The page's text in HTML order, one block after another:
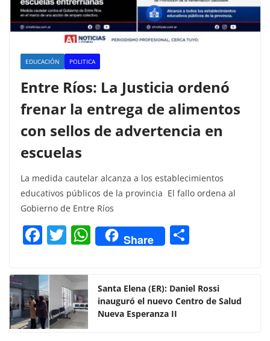
EDUCACIÓN POLITICA
Entre Ríos: La Justicia ordenó
frenar la entrega de alimentos
con sellos de advertencia en
escuelas
La medida cautelar alcanza a los establecimientos
educativos públicos de la provincia El fallo ordena al
Gobierno de Entre Ríos
F
c
e
b
o
T
itt
er
W
h
s
A
Share
p
ar
Santa Elena (ER): Daniel Rossi
inauguró el nuevo Centro de Salud
Nueva Esperanza II